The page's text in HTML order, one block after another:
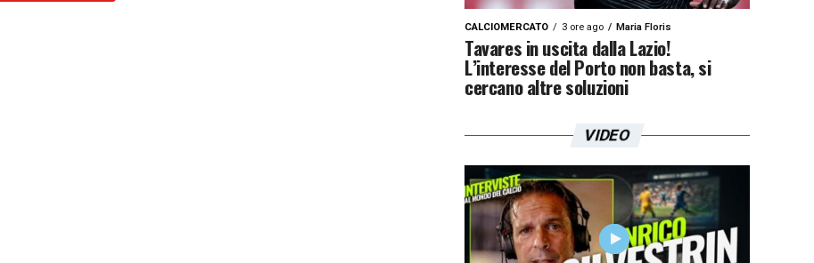
CALCIOMERCATO 3 ore ago Maria Floris
Tavares in uscita dalla Lazio!
L’interesse del Porto non basta, si
cercano altre soluzioni
VIDEO